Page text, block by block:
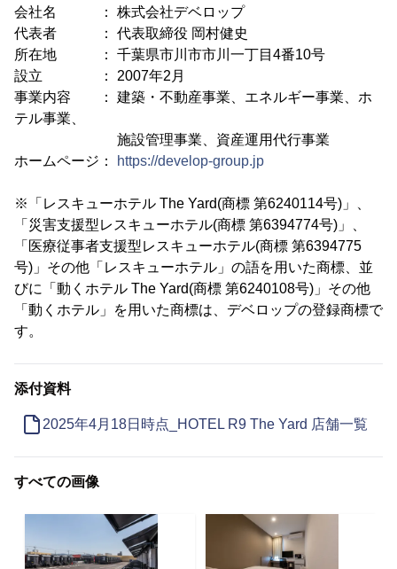
会社名 ： 株式会社デベロップ
代表者 ： 代表取締役 岡村健史
所在地 ： 千葉県市川市市川一丁目4番10号
設立 ： 2007年2月
事業内容 ： 建築・不動産事業、エネルギー事業、ホ
テル事業、
施設管理事業、資産運用代行事業
ホームページ：
https://develop-group.jp
※「レスキューホテル The Yard(商標 第6240114号)」、
「災害支援型レスキューホテル(商標 第6394774号)」、
「医療従事者支援型レスキューホテル(商標 第6394775
号)」その他「レスキューホテル」の語を用いた商標、並
びに「動くホテル The Yard(商標 第6240108号)」その他
「動くホテル」を用いた商標は、デベロップの登録商標で
す。
添付資料
2025年4月18日時点_HOTEL R9 The Yard 店舗一覧
すべての画像